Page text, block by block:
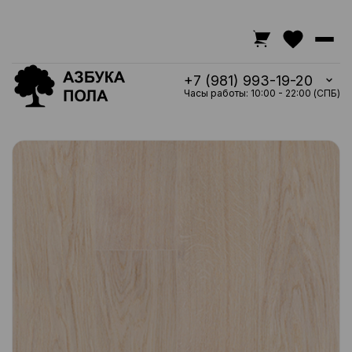
+7 (981) 993-19-20
Часы работы: 10:00 - 22:00 (СПБ)